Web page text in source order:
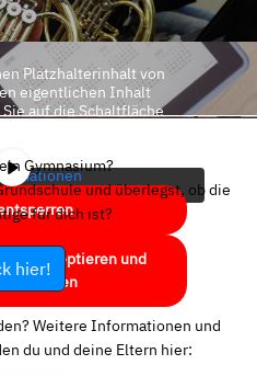
Platzhalterinhalt von
eigentlichen Inhalt
auf die Schaltfläche
akzeptieren und
Gymnasium?
und überlegst, ob die
für dich ist?
hier!
Weitere Informationen und
du und deine Eltern hier: